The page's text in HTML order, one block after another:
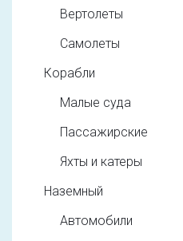
Вертолеты
Самолеты
Корабли
Малые суда
Пассажирские
Яхты и катеры
Наземный
Автомобили